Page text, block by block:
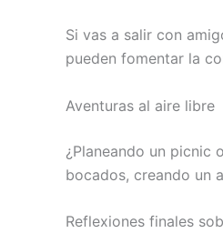
Si vas a salir con
pueden fomentar la
Aventuras al aire libre
¿Planeando un picnic
bocados, creando un
Reflexiones finales